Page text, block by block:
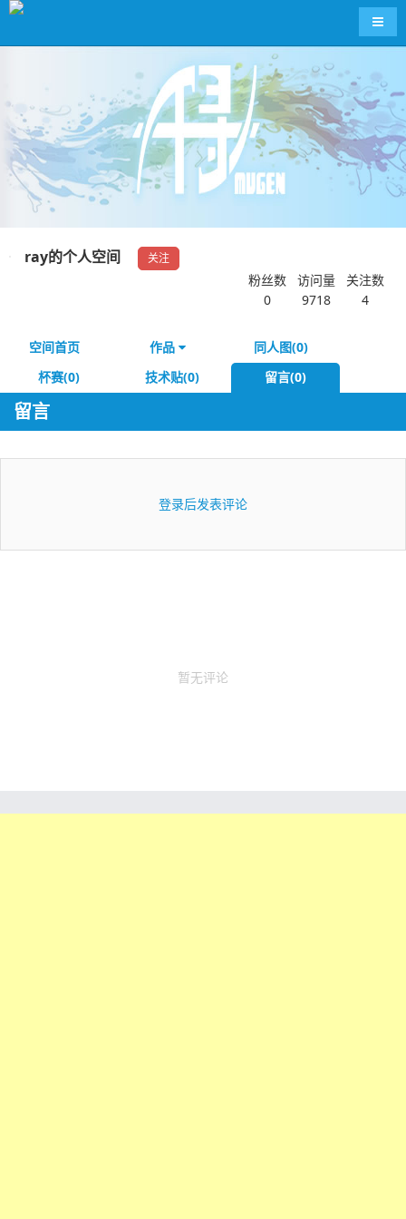
导航
ray的个人空间 关注
粉丝数
0
访问量
9718
关注数
4
空间首页 作品
同人图(0)
杯赛(0)
技术贴(0) 留言(0)
留言
登录后发表评论
暂无评论